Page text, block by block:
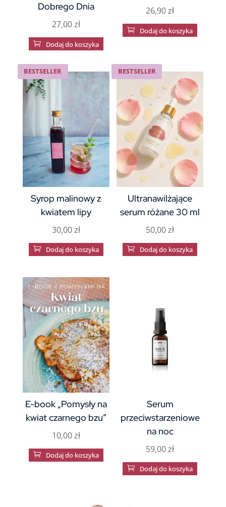
Dobrego Dnia
27,00zł
 Dodaj do koszyka
26,90zł
 Dodaj do koszyka
BESTSELLER
Syrop malinowy z
kwiatem lipy
30,00zł
 Dodaj do koszyka
BESTSELLER
Ultranawilżające
serum różane 30 ml
50,00zł
 Dodaj do koszyka
E-book „Pomysły na
kwiat czarnego bzu”
10,00zł
 Dodaj do koszyka
Serum
przeciwstarzeniowe
na noc
59,00zł
 Dodaj do koszyka